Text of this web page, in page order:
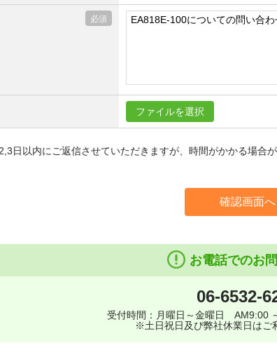
ファイルを選択
日以内にご返信させていただきますが、時間がかかる場合
確認画面へ
お電話でのお
06-6532-
受付時間：月曜日～金曜日 AM9:00
※土日祝日及び弊社休業日はご